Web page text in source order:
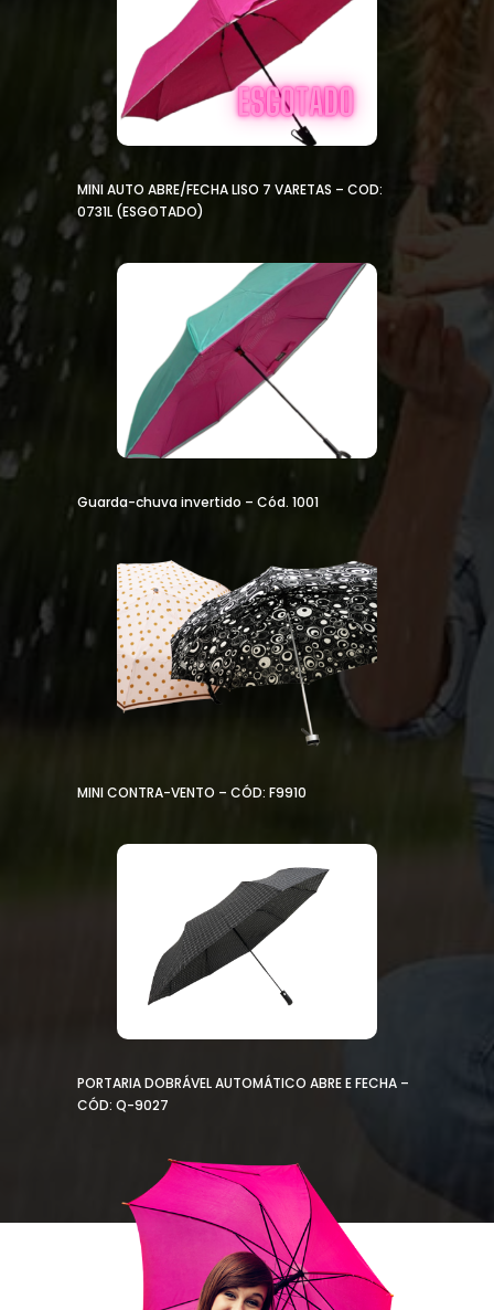
MINI AUTO ABRE/FECHA LISO 7 VARETAS – COD:
0731L (ESGOTADO)
Guarda-chuva invertido – Cód. 1001
MINI CONTRA-VENTO – CÓD: F9910
PORTARIA DOBRÁVEL AUTOMÁTICO ABRE E FECHA –
CÓD: Q-9027